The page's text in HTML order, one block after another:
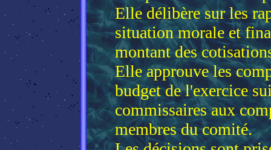
Elle délibère sur les
situation morale et
montant des
Elle approuve les
budget de l'exercice
commissaires aux
membres du comité.